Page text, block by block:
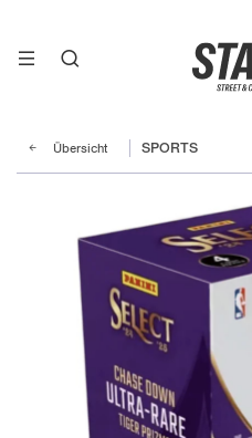
Übersicht SPORTS